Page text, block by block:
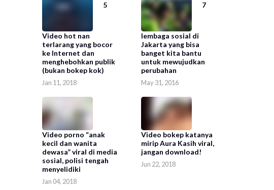
5
Video hot nan
terlarang yang bocor
ke Internet dan
menghebohkan publik
(bukan bokep kok)
Jan 11, 2018
7
lembaga sosial di
Jakarta yang bisa
banget kita bantu
untuk mewujudkan
perubahan
May 31, 2016
Video porno “anak
kecil dan wanita
dewasa” viral di media
sosial, polisi tengah
menyelidiki
Jan 04, 2018
Video bokep katanya
mirip Aura Kasih viral,
jangan download!
Jun 22, 2018